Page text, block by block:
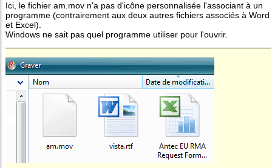
Ici, le fichier am.mov n'a pas d'icône personnalisée l'associant à un
programme (contrairement aux deux autres fichiers associés à Word
et Excel).
Windows ne sait pas quel programme utiliser pour l'ouvrir.